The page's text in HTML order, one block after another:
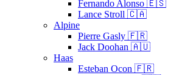
Fernando Alonso 🇪🇸
Lance Stroll 🇨🇦
Alpine
Pierre Gasly 🇫🇷
Jack Doohan 🇦🇺
Haas
Esteban Ocon 🇫🇷